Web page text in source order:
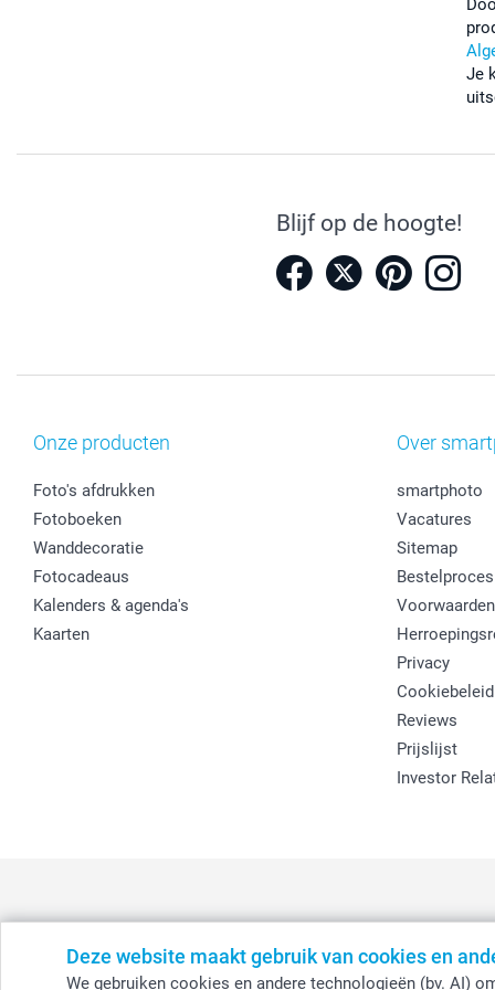
Deze website maakt gebruik van cookies en
We gebruiken cookies en andere technologieën (bv. AI)
Je
Blijf op de hoogte!
Onze producten
Foto's afdrukken
Fotoboeken
Wanddecoratie
Fotocadeaus
Kalenders & agenda's
Kaarten
Over
smartphoto
Vacatures
Sitemap
Bestelproces
Voorwaarden
Privacy
Cookiebeleid
Reviews
Prijslijst
Investor
België - Belgique - Danmark - Deutschland - France -